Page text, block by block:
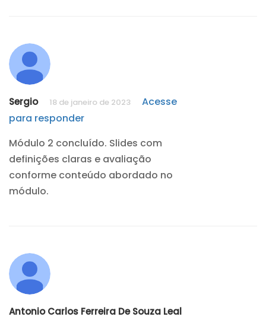
Sergio 18 de janeiro de 2023
Acesse
para responder
Módulo 2 concluído. Slides com
definições claras e avaliação
conforme conteúdo abordado no
módulo.
Antonio Carlos Ferreira De Souza Leal